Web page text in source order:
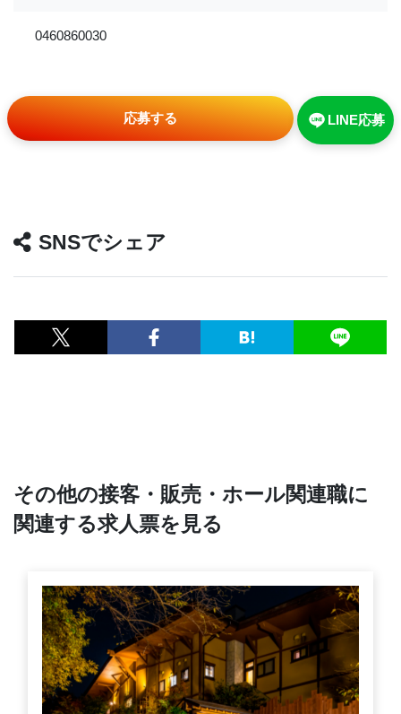
0460860030
応募する LINE応募
SNSでシェア
その他の接客・販売・ホール関連職に
関連する求人票を見る